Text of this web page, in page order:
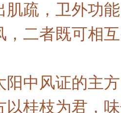
肌疏，卫外功
，二者既可相
阳中风证的主
以桂枝为君，